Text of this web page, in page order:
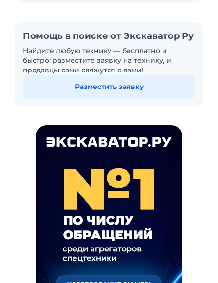
Помощь в поиске от Экскаватор Ру
Найдите любую технику — бесплатно и
быстро: разместите заявку на технику, и
продавцы сами свяжутся с вами!
Разместить заявку